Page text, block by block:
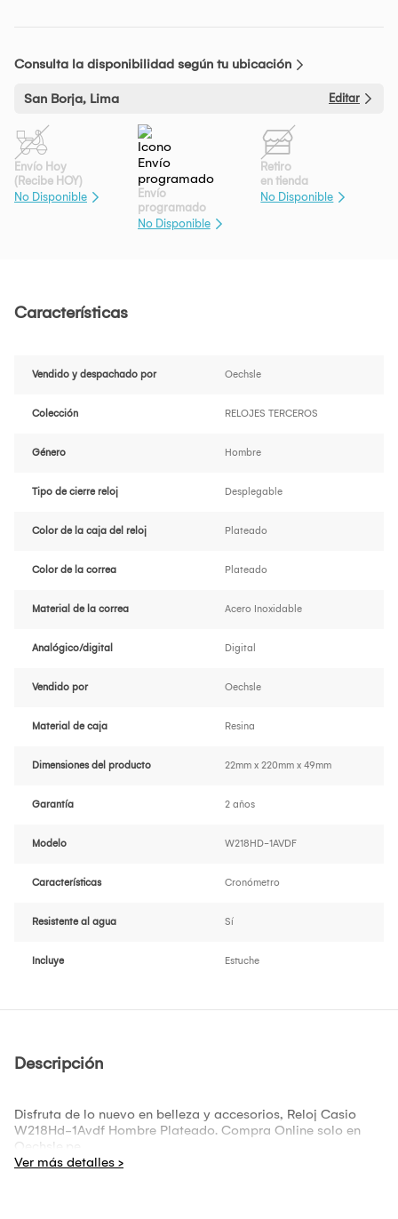
Consulta la disponibilidad según tu ubicación
San Borja, Lima Editar
Envío Hoy
(Recibe HOY)
No Disponible
Envío
programado
No Disponible
Retiro
en tienda
No Disponible
Características
Vendido y despachado por Oechsle
Colección RELOJES TERCEROS
Género Hombre
Tipo de cierre reloj Desplegable
Color de la caja del reloj Plateado
Color de la correa Plateado
Material de la correa Acero Inoxidable
Analógico/digital Digital
Vendido por Oechsle
Material de caja Resina
Dimensiones del producto 22mm x 220mm x 49mm
Garantía 2 años
Modelo W218HD-1AVDF
Características Cronómetro
Resistente al agua Sí
Incluye Estuche
Descripción
Disfruta de lo nuevo en belleza y accesorios, Reloj Casio
W218Hd-1Avdf Hombre Plateado. Compra Online solo en
Oechsle.pe